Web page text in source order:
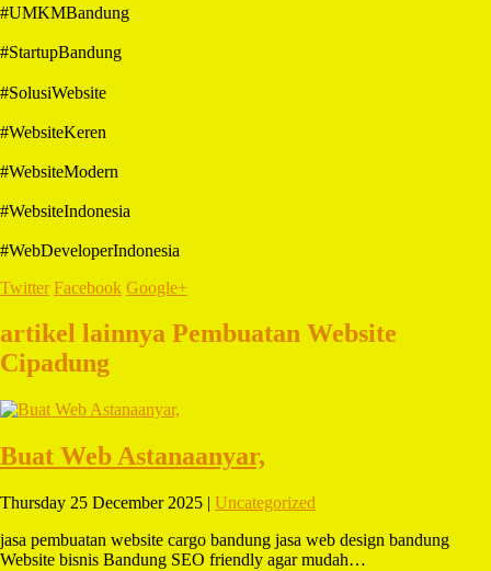
#UMKMBandung
#StartupBandung
#SolusiWebsite
#WebsiteKeren
#WebsiteModern
#WebsiteIndonesia
#WebDeveloperIndonesia
Twitter Facebook Google+
artikel lainnya Pembuatan Website
Cipadung
Buat Web Astanaanyar,
Thursday 25 December 2025 | Uncategorized
jasa pembuatan website cargo bandung jasa web design bandung
Website bisnis Bandung SEO friendly agar mudah…